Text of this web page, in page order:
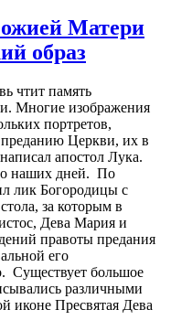
Матери
образ
чтит память
Многие изображения
портретов,
Церкви, их в
апостол Лука.
наших дней. По
лик Богородицы с
за которым в
Дева Мария и
правоты предания
его
Существует большое
различными
иконе Пресвятая Дева